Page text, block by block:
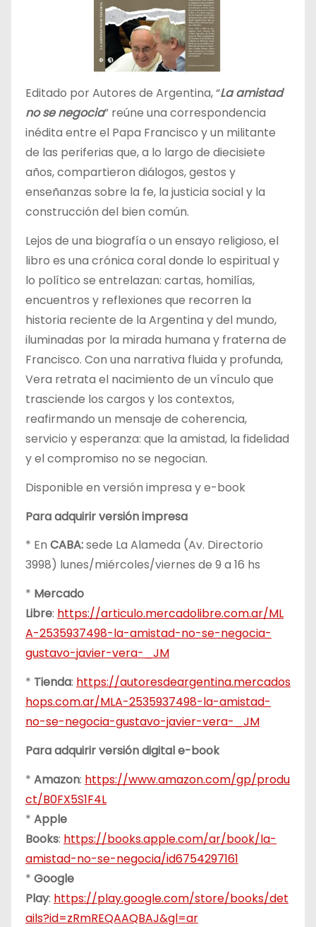
Editado por Autores de Argentina, “La amistad
no se negocia” reúne una correspondencia
inédita entre el Papa Francisco y un militante
de las periferias que, a lo largo de diecisiete
años, compartieron diálogos, gestos y
enseñanzas sobre la fe, la justicia social y la
construcción del bien común.
Lejos de una biografía o un ensayo religioso, el
libro es una crónica coral donde lo espiritual y
lo político se entrelazan: cartas, homilías,
encuentros y reflexiones que recorren la
historia reciente de la Argentina y del mundo,
iluminadas por la mirada humana y fraterna de
Francisco. Con una narrativa fluida y profunda,
Vera retrata el nacimiento de un vínculo que
trasciende los cargos y los contextos,
reafirmando un mensaje de coherencia,
servicio y esperanza: que la amistad, la fidelidad
y el compromiso no se negocian.
Disponible en versión impresa y e-book
Para adquirir versión impresa
* En CABA:sede La Alameda (Av. Directorio
3998) lunes/miércoles/viernes de 9 a 16 hs
* Mercado
Libre: https://articulo.mercadolibre.com.ar/ML
A-2535937498-la-amistad-no-se-negocia-
gustavo-javier-vera-_JM
* Tienda: https://autoresdeargentina.mercados
hops.com.ar/MLA-2535937498-la-amistad-
no-se-negocia-gustavo-javier-vera-_JM
Para adquirir versión digital e-book
* Amazon: https://www.amazon.com/gp/produ
ct/B0FX5S1F4L
* Apple
Books: https://books.apple.com/ar/book/la-
amistad-no-se-negocia/id6754297161
* Google
Play: https://play.google.com/store/books/det
ails?id=zRmREQAAQBAJ&gl=ar